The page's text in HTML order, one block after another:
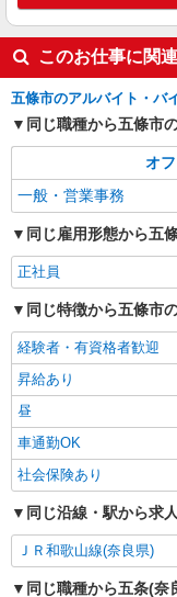
このお仕事に関
五條市のアルバイト・バ
同じ職種から五條市
オ
一般・営業事務
同じ雇用形態から五
正社員
同じ特徴から五條市
経験者・有資格者歓迎
昇給あり
昼
車通勤OK
社会保険あり
同じ沿線・駅から求
ＪＲ和歌山線(奈良県)
同じ職種から五条(奈